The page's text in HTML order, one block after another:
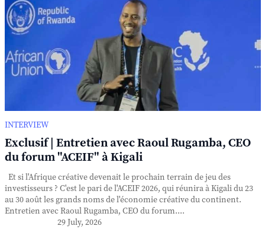
INTERVIEW
Exclusif | Entretien avec Raoul Rugamba, CEO
du forum "ACEIF" à Kigali
Et si l'Afrique créative devenait le prochain terrain de jeu des
investisseurs ? C'est le pari de l'ACEIF 2026, qui réunira à Kigali du 23
au 30 août les grands noms de l'économie créative du continent.
Entretien avec Raoul Rugamba, CEO du forum....
29 July, 2026